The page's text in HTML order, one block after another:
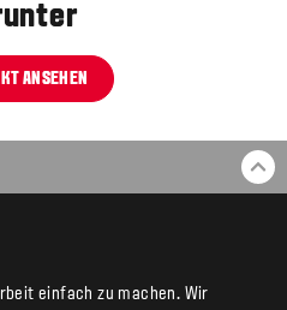
ANSEHEN
einfach zu machen. Wir